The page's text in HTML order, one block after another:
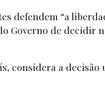
defendem “a
Governo de
considera a